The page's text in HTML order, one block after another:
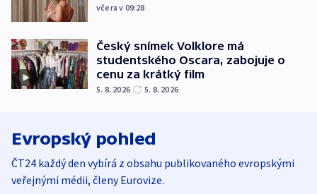
včera v 09:28
Český snímek Volklore má
studentského Oscara, zabojuje o
cenu za krátký film
5. 8. 2026 5. 8. 2026
Evropský pohled
ČT24 každý den vybírá z obsahu publikovaného evropskými
veřejnými médii, členy Eurovize.